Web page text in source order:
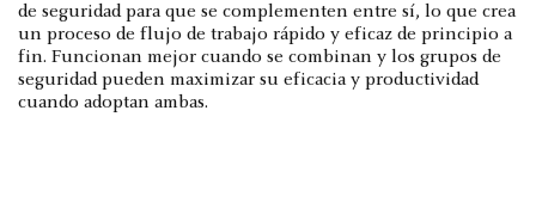
de seguridad para que se complementen entre sí, lo que crea
un proceso de flujo de trabajo rápido y eficaz de principio a
fin. Funcionan mejor cuando se combinan y los grupos de
seguridad pueden maximizar su eficacia y productividad
cuando adoptan ambas.